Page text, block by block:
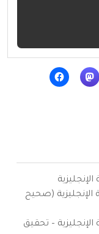
الإنجليزية (صحيح
– تحقيق